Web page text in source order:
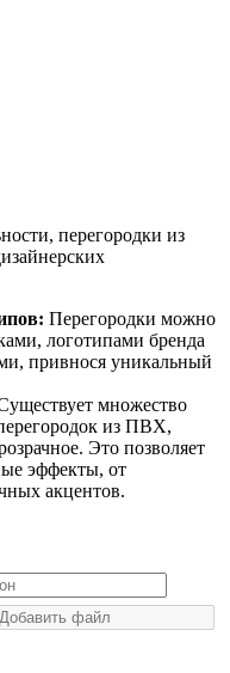
перегородки из
Перегородки можно
логотипами бренда
привнося уникальный
множество
из ПВХ,
Это позволяет
эффекты, от
акцентов.